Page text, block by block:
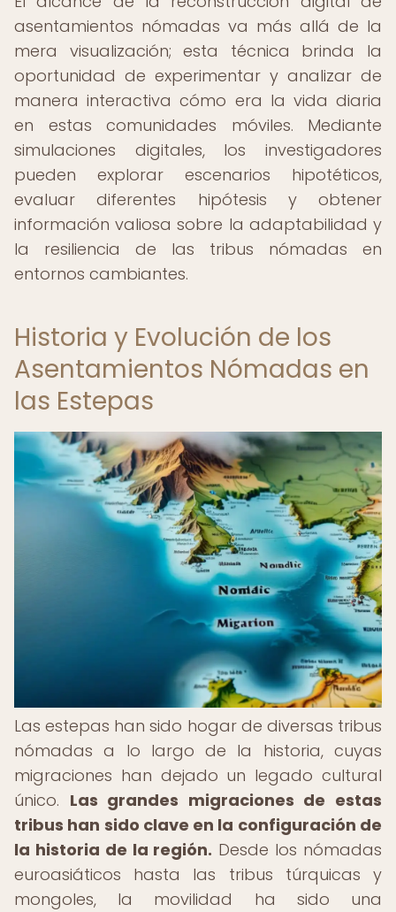
asentamientos nómadas va más allá de la
mera visualización; esta técnica brinda la
oportunidad de experimentar y analizar de
manera interactiva cómo era la vida diaria
en estas comunidades móviles. Mediante
simulaciones digitales, los investigadores
pueden explorar escenarios hipotéticos,
evaluar diferentes hipótesis y obtener
información valiosa sobre la adaptabilidad y
la resiliencia de las tribus nómadas en
entornos cambiantes.
Historia y Evolución de los
Asentamientos Nómadas en
las Estepas
Las estepas han sido hogar de diversas tribus
nómadas a lo largo de la historia, cuyas
migraciones han dejado un legado cultural
único. Las grandes migraciones de estas
tribus han sido clave en la configuración de
la historia de la región. Desde los nómadas
euroasiáticos hasta las tribus túrquicas y
mongoles, la movilidad ha sido una